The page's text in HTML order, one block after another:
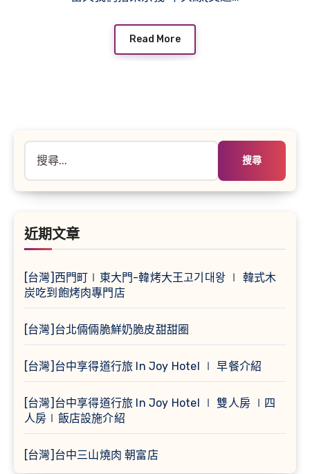
Read More
關
字:
近期文章
[台灣]西門町∣東大門-韓烤大王고기대왕 ∣ 韓式木
炭吃到飽烤肉專門店
[台灣]台北倆倆脆鮮奶脆皮甜甜圈
[台灣]台中享得道行旅 In Joy Hotel ∣ 早餐介紹
[台灣]台中享得道行旅 In Joy Hotel ∣ 雙人房 ∣四
人房∣飯店設施介紹
[台灣]台中三山燒肉 朝富店